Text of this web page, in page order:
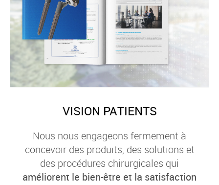
VISION PATIENTS
Nous nous engageons fermement à
concevoir des produits, des solutions et
des procédures chirurgicales qui
améliorent le bien-être et la satisfaction